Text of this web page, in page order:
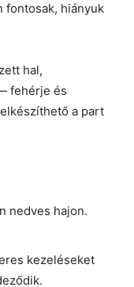
fontosak, hiányuk
hal,
fehérje és
a part
nedves hajon.
kezeléseket